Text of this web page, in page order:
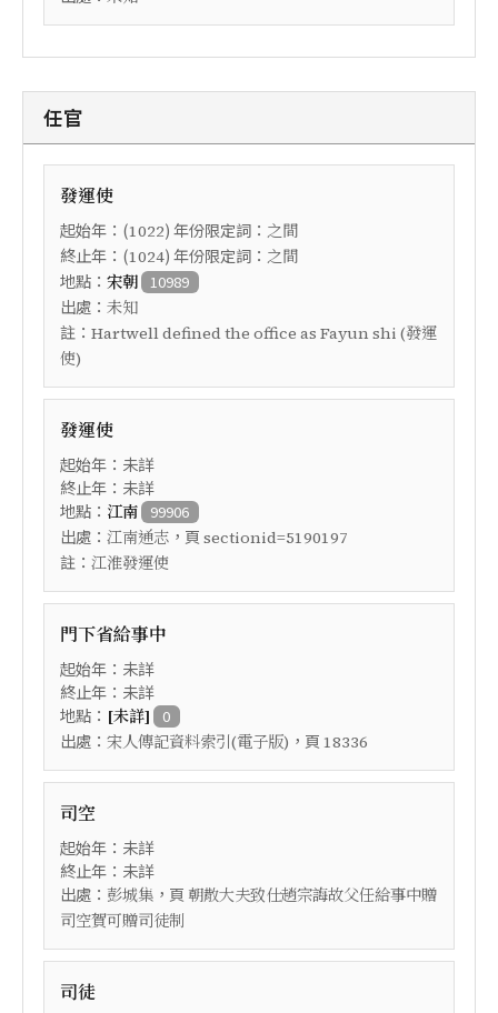
任官
發運使
起始年：(1022) 年份限定詞： 之間
終止年：(1024) 年份限定詞： 之間
地點： 宋朝 10989
出處： 未知
註： Hartwell defined the office as Fayun shi (發運
使)
發運使
起始年：未詳
終止年：未詳
地點： 江南 99906
出處： 江南通志 ，頁 sectionid=5190197
註： 江淮發運使
門下省給事中
起始年：未詳
終止年：未詳
地點： [未詳] 0
出處： 宋人傳記資料索引(電子版) ，頁 18336
司空
起始年：未詳
終止年：未詳
出處： 彭城集 ，頁 朝散大夫致仕趙宗誨故父任給事中贈
司空賀可贈司徒制
司徒